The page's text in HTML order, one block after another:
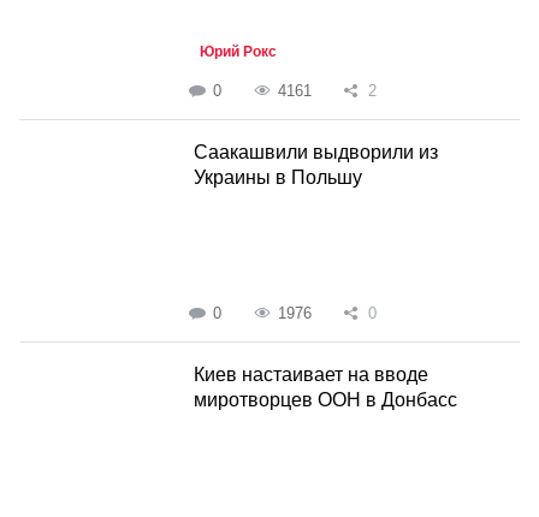
Юрий Рокс
0 4161 2
Саакашвили выдворили из
Украины в Польшу
0 1976 0
Киев настаивает на вводе
миротворцев ООН в Донбасс